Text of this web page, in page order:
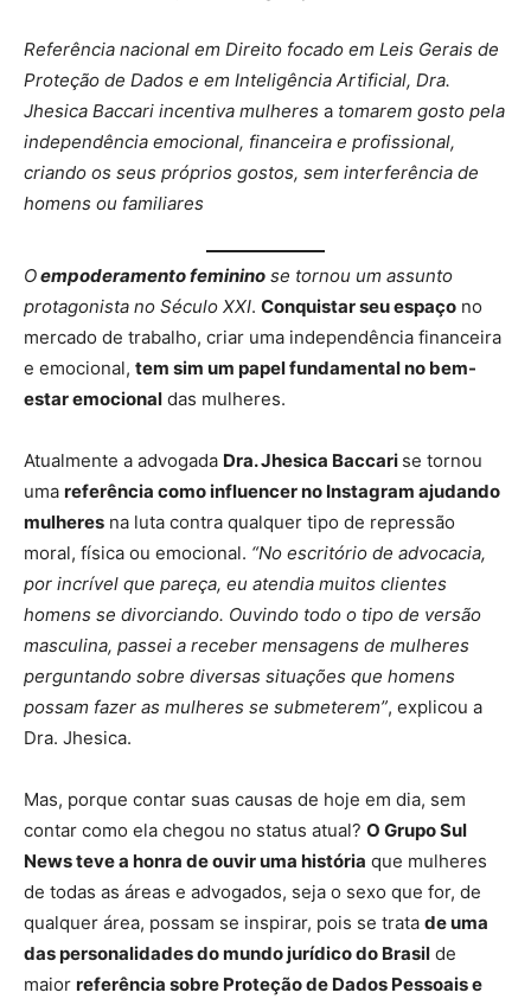
Referência nacional em Direito focado em Leis Gerais de
Proteção de Dados e em Inteligência Artificial, Dra.
Jhesica Baccari incentiva mulheres a tomarem gosto pela
independência emocional, financeira e profissional,
criando os seus próprios gostos, sem interferência de
homens ou familiares
Oempoderamento feminino se tornou um assunto
protagonista no Século XXI. Conquistar seu espaço no
mercado de trabalho, criar uma independência financeira
e emocional, tem sim um papel fundamental no bem-
estar emocional das mulheres.
Atualmente a advogada Dra. Jhesica Baccari se tornou
uma referência como influencer no Instagram ajudando
mulheres na luta contra qualquer tipo de repressão
moral, física ou emocional. “No escritório de advocacia,
por incrível que pareça, eu atendia muitos clientes
homens se divorciando. Ouvindo todo o tipo de versão
masculina, passei a receber mensagens de mulheres
perguntando sobre diversas situações que homens
possam fazer as mulheres se submeterem”, explicou a
Dra. Jhesica.
Mas, porque contar suas causas de hoje em dia, sem
contar como ela chegou no status atual? O Grupo Sul
News teve a honra de ouvir uma história que mulheres
de todas as áreas e advogados, seja o sexo que for, de
qualquer área, possam se inspirar, pois se trata de uma
das personalidades do mundo jurídico do Brasil de
maior referência sobre Proteção de Dados Pessoais e